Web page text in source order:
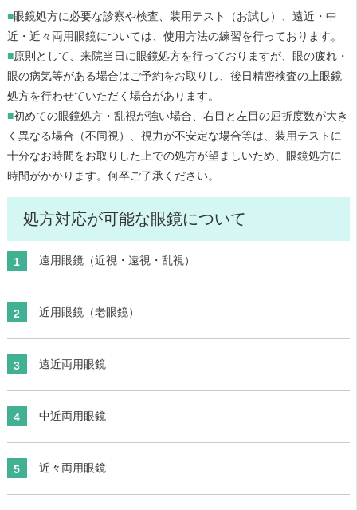
■眼鏡処方に必要な診察や検査、装用テスト（お試し）、遠近・中
近・近々両用眼鏡については、使用方法の練習を行っております。
■原則として、来院当日に眼鏡処方を行っておりますが、眼の疲れ・
眼の病気等がある場合はご予約をお取りし、後日精密検査の上眼鏡
処方を行わせていただく場合があります。
■初めての眼鏡処方・乱視が強い場合、右目と左目の屈折度数が大き
く異なる場合（不同視）、視力が不安定な場合等は、装用テストに
十分なお時間をお取りした上での処方が望ましいため、眼鏡処方に
時間がかかります。何卒ご了承ください。
処方対応が可能な眼鏡について
遠用眼鏡（近視・遠視・乱視）
近用眼鏡（老眼鏡）
遠近両用眼鏡
中近両用眼鏡
近々両用眼鏡